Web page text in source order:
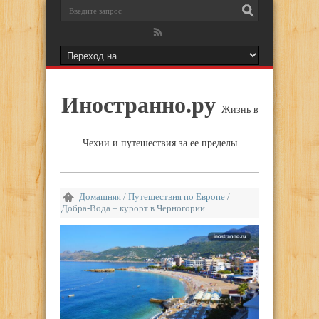
Иностранно.ру Жизнь в
Чехии и путешествия за ее пределы
Домашняя / Путешествия по Европе /
Добра-Вода – курорт в Черногории